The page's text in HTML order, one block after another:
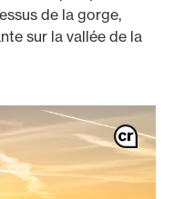
de la gorge,
sur la vallée de la